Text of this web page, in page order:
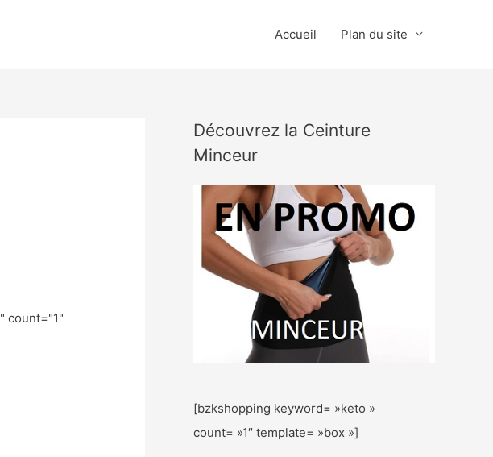
Accueil Plan du site
" count="1"
Découvrez la Ceinture
Minceur
[bzkshopping keyword= »keto »
count= »1″ template= »box »]